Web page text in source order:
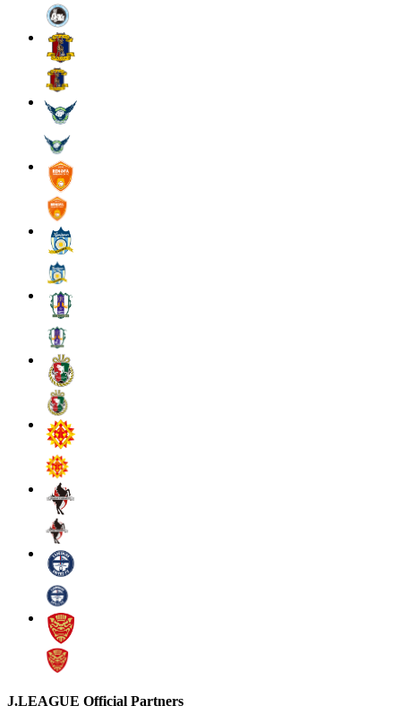
J.LEAGUE Official Partners